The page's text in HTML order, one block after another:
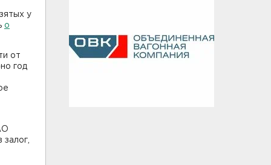
у
о
от
год